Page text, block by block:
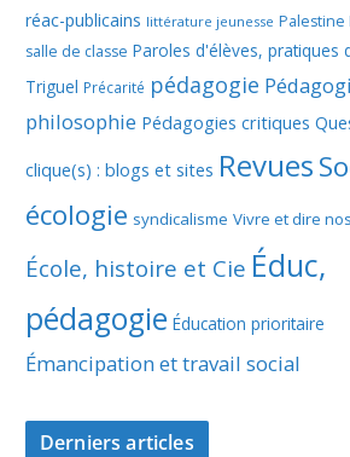
réac-publicains littérature jeunesse Palestine
salle de classe Paroles d'élèves, pratiques
Triguel Précarité pédagogie
philosophie Pédagogies critiques
clique(s) : blogs et sites Revues
écologie syndicalisme Vivre et dire
École, histoire et Cie Éduc,
pédagogie Éducation prioritaire
Émancipation et travail social
Derniers articles